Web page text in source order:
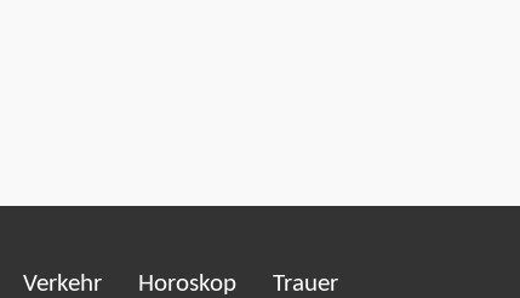
Verkehr Horoskop Trauer